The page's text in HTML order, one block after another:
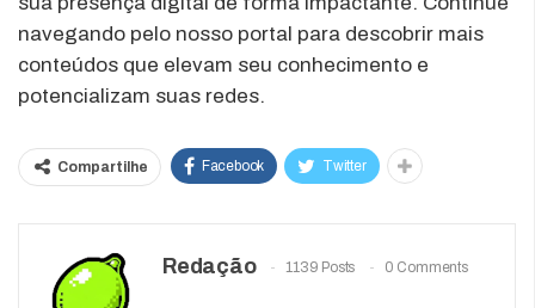
navegando pelo nosso portal para descobrir mais
conteúdos que elevam seu conhecimento e
potencializam suas redes.
Compartilhe Facebook Twitter
Redação 1139 Posts 0 Comments